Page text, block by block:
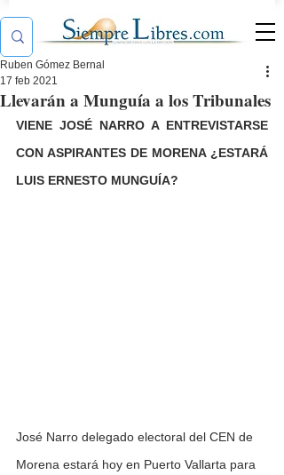
Llevarán a Munguía a los Tribunales
Ruben Gómez Bernal
17 feb 2021
VIENE JOSÉ NARRO A ENTREVISTARSE
CON ASPIRANTES DE MORENA ¿ESTARÁ
LUIS ERNESTO MUNGUÍA?
José Narro delegado electoral del CEN de
Morena estará hoy en Puerto Vallarta para